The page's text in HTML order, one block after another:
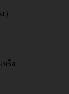
.)
ริง